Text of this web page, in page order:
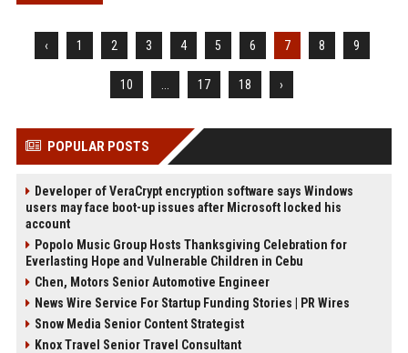
‹ 1 2 3 4 5 6 7 8 9
10 17 18 ›
POPULAR POSTS
Developer of VeraCrypt encryption software says Windows
users may face boot-up issues after Microsoft locked his
account
Popolo Music Group Hosts Thanksgiving Celebration for
Everlasting Hope and Vulnerable Children in Cebu
Chen, Motors Senior Automotive Engineer
News Wire Service For Startup Funding Stories | PR Wires
Snow Media Senior Content Strategist
Knox Travel Senior Travel Consultant